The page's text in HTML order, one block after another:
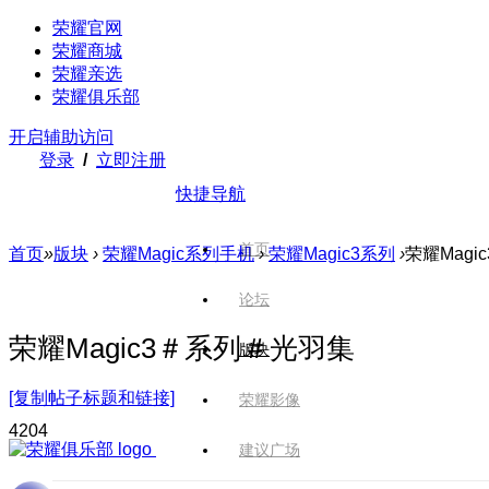
荣耀官网
荣耀商城
荣耀亲选
荣耀俱乐部
开启辅助访问
登录 / 立即注册
快捷导航
首页
论坛
版块
荣耀影像
建议广场
首页»版块 › 荣耀Magic系列手机 › 荣耀Magic3系列 ›荣耀
荣耀Magic3＃系列＃光羽集
[复制帖子标题和链接]
4204